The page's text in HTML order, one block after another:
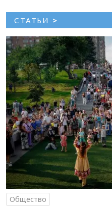
СТАТЬИ >
Общество